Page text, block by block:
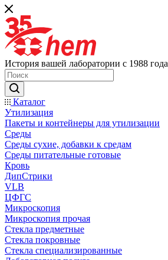
История вашей лаборатории с 1988 года
Каталог
Утилизация
Пакеты и контейнеры для утилизации
Среды
Среды сухие, добавки к средам
Среды питательные готовые
Кровь
ДипСтрики
VLB
ЦФГС
Микроскопия
Микроскопия прочая
Стекла предметные
Стекла покровные
Стекла специализированные